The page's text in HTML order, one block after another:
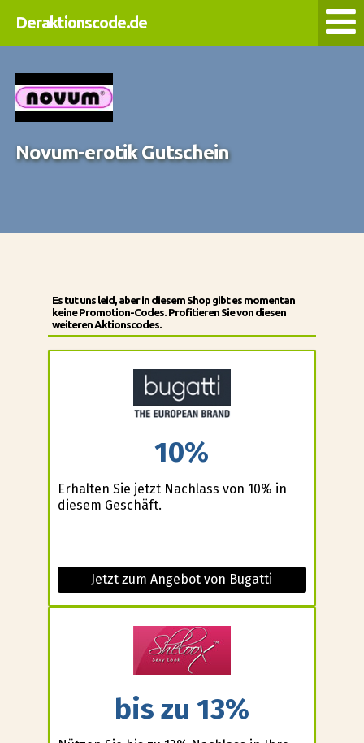
Deraktionscode.de
Novum-erotik Gutschein
Es tut uns leid, aber in diesem Shop gibt es momentan
keine Promotion-Codes. Profitieren Sie von diesen
weiteren Aktionscodes.
10%
Erhalten Sie jetzt Nachlass von 10% in
diesem Geschäft.
Jetzt zum Angebot von Bugatti
bis zu 13%